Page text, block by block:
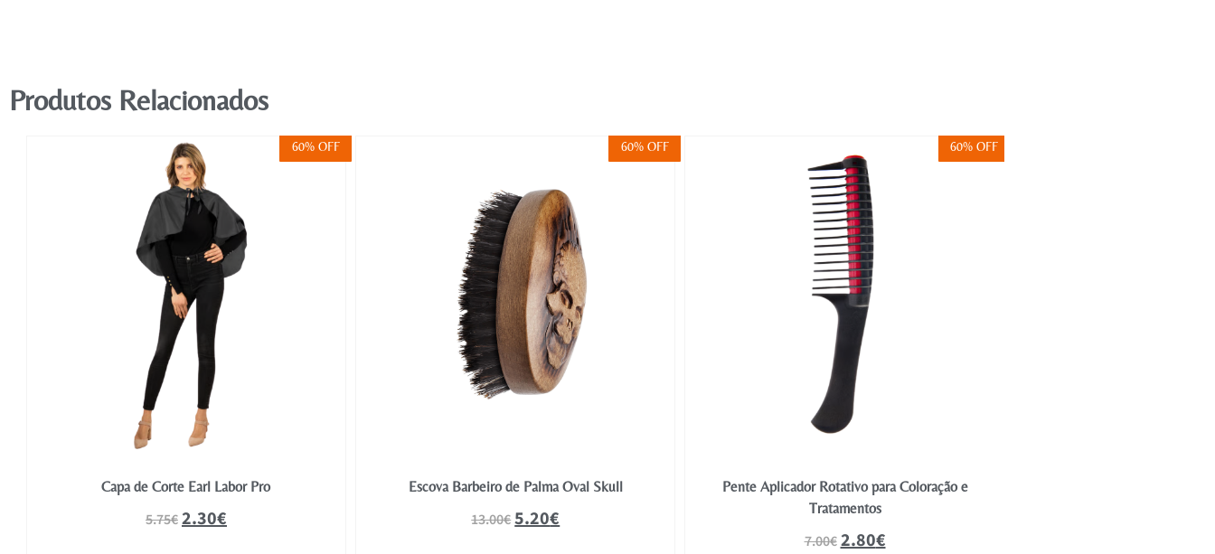
Produtos Relacionados
60% OFF
Capa de Corte Earl Labor Pro
5.75€2.30€
60% OFF
Escova Barbeiro de Palma Oval Skull
13.00€5.20€
60% OFF
Pente Aplicador Rotativo para Coloração e
Tratamentos
7.00€2.80€